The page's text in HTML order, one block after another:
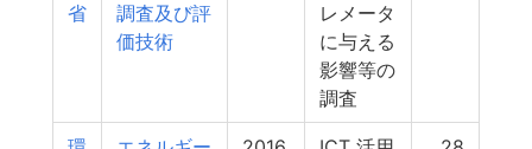
省
調査及び評
価技術
レメータ
に与える
影響等の
調査